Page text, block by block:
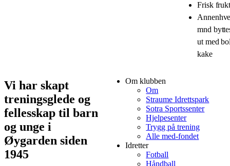
Frisk
mnd
ut med
kake
Vi har skapt
treningsglede og
fellesskap til barn
og unge i
Øygarden siden
1945
Om klubben
Om
Straume Idrettspark
Sotra Sportssenter
Hjelpesenter
Trygg på trening
Alle med-fondet
Idretter
Fotball
Håndball